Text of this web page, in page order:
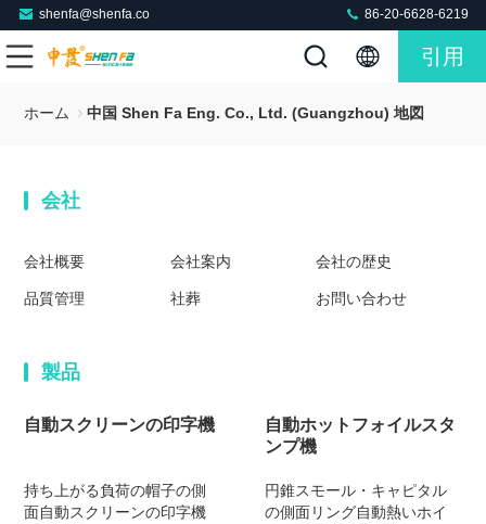
shenfa@shenfa.co 86-20-6628-6219
引用
ホーム 中国 Shen Fa Eng. Co., Ltd. (Guangzhou) 地図
会社
会社概要 会社案内 会社の歴史
品質管理 社葬 お問い合わせ
製品
自動スクリーンの印字機
持ち上がる負荷の帽子の側
面自動スクリーンの印字機
自動ホットフォイルスタ
ンプ機
円錐スモール・キャピタル
の側面リング自動熱いホイ